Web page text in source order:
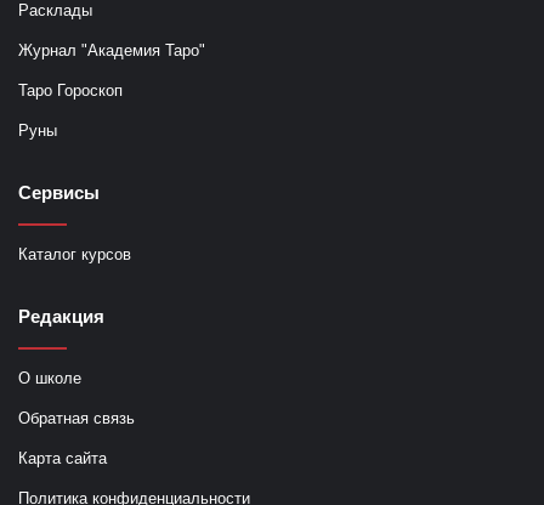
Расклады
Журнал "Академия Таро"
Таро Гороскоп
Руны
Сервисы
Каталог курсов
Редакция
О школе
Обратная связь
Карта сайта
Политика конфиденциальности